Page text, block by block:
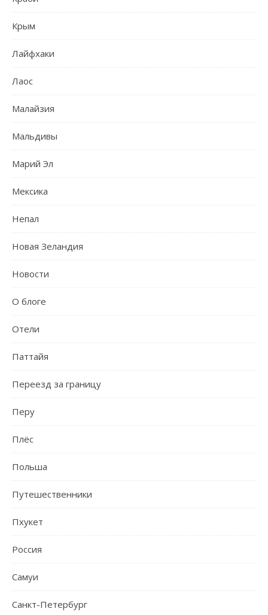
Крым
Лайфхаки
Лаос
Малайзия
Мальдивы
Марий Эл
Мексика
Непал
Новая Зеландия
Новости
О блоге
Отели
Паттайя
Переезд за границу
Перу
Плёс
Польша
Путешественники
Пхукет
Россия
Самуи
Санкт-Петербург